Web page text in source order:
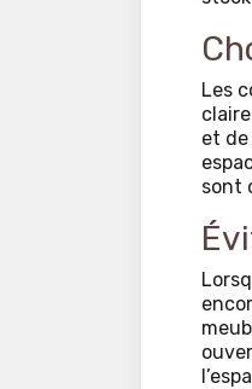
Les
et
sont